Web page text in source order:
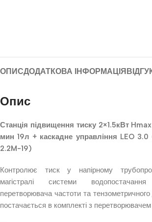
ОПИСДОДАТКОВА ІНФОРМАЦІЯ
Опис
Станція підвищення тиску 2×1.5кВт
мин 19л + каскадне управління LEO
2.2M-19)
Контролює тиск у напірному
магістралі системи
перетворювача частоти та
постачається в комплекті з перетворювачем